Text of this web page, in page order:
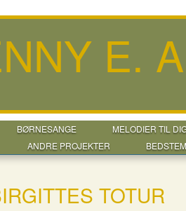
E.
BØRNESANGE
MELODIER TIL
ANDRE PROJEKTER
TOTUR